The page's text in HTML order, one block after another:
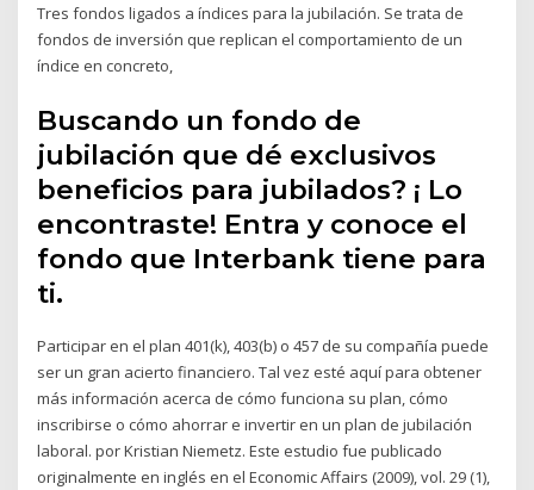
Tres fondos ligados a índices para la jubilación. Se trata de
fondos de inversión que replican el comportamiento de un
índice en concreto,
Buscando un fondo de
jubilación que dé exclusivos
beneficios para jubilados? ¡ Lo
encontraste! Entra y conoce el
fondo que Interbank tiene para
ti.
Participar en el plan 401(k), 403(b) o 457 de su compañía puede
ser un gran acierto financiero. Tal vez esté aquí para obtener
más información acerca de cómo funciona su plan, cómo
inscribirse o cómo ahorrar e invertir en un plan de jubilación
laboral. por Kristian Niemetz. Este estudio fue publicado
originalmente en inglés en el Economic Affairs (2009), vol. 29 (1),